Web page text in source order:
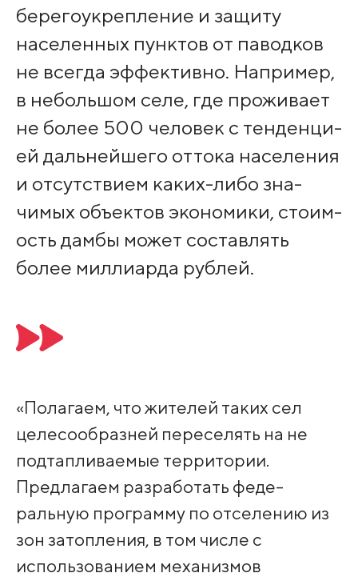
берегоукрепле­ние и защиту
населен­ных пунктов от павод­ков
не всегда эффект­ивно. Например,
в небольшом се­ле, где проживает
не более 500 человек с тенденци­
ей дальнейшего оттока населения
и отсутс­твием каких-либо зна­
чимых объектов эконо­мики, стоим­
ость дамбы может составлять
более миллиарда рублей.
«Полагаем, что жите­лей таких сел
целесо­образней переселять на не
подтапливаемые территории.
Предлагаем разработать феде­
ральную программу по отселению из
зон за­топления, в том числе с
использованием механизмов